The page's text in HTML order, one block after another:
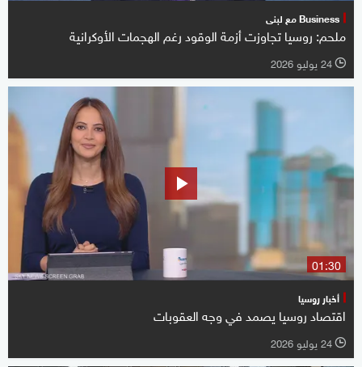
Business مع لبنى
ملحم: روسيا تجاوزت أزمة الوقود رغم الهجمات الأوكرانية
l 24 يوليو 2026
01:30
أخبار روسيا
اقتصاد روسيا يصمد في وجه العقوبات
l 24 يوليو 2026